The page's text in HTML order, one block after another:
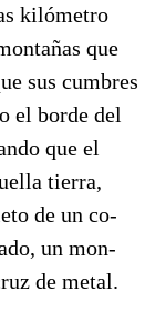
kilóme­tro
que
sus cumbres
el bor­de del
que el
tierra,
de un co­
un mon­
de metal.